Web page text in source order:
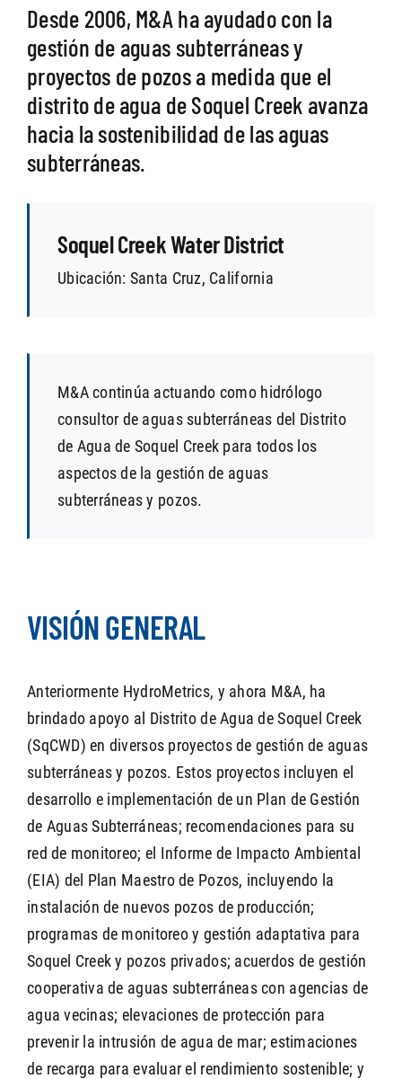
SEARCH
Desde 2006, M&A ha ayudado con la
gestión de aguas subterráneas y
proyectos de pozos a medida que el
distrito de agua de Soquel Creek avanza
hacia la sostenibilidad de las aguas
subterráneas.
Soquel Creek Water District
Ubicación: Santa Cruz, California
M&A continúa actuando como hidrólogo
consultor de aguas subterráneas del Distrito
de Agua de Soquel Creek para todos los
aspectos de la gestión de aguas
subterráneas y pozos.
VISIÓN GENERAL
Anteriormente HydroMetrics, y ahora M&A, ha
brindado apoyo al Distrito de Agua de Soquel Creek
(SqCWD) en diversos proyectos de gestión de aguas
subterráneas y pozos. Estos proyectos incluyen el
desarrollo e implementación de un Plan de Gestión
de Aguas Subterráneas; recomendaciones para su
red de monitoreo; el Informe de Impacto Ambiental
(EIA) del Plan Maestro de Pozos, incluyendo la
instalación de nuevos pozos de producción;
programas de monitoreo y gestión adaptativa para
Soquel Creek y pozos privados; acuerdos de gestión
cooperativa de aguas subterráneas con agencias de
agua vecinas; elevaciones de protección para
prevenir la intrusión de agua de mar; estimaciones
de recarga para evaluar el rendimiento sostenible; y